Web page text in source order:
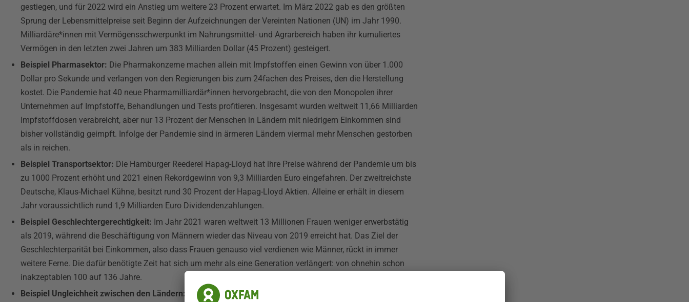
gestiegen, und für 2022 wird ein Anstieg um weitere 23 Prozent erwartet. Im März 2022 gab es den größten
Sprung der Lebensmittelpreise seit Beginn der Aufzeichnungen der Vereinten Nationen (UN) im Jahr 1990.
Milliardäre*innen mit Vermögensschwerpunkt im Nahrungsmittel- und Agrarbereich haben ihr kumuliertes
Vermögen in den letzten zwei Jahren um 383 Milliarden Dollar (45 Prozent) gesteigert.
Beispiel Pharmasektor: Die Pharmakonzerne machen allein mit Impfstoffen einen Gewinn von über 1.000
Dollar pro Sekunde und verlangen von den Regierungen bis zum 24fachen des Preises, den die Herstellung
kostet. Die Pandemie hat 40 neue Pharmamilliardär*innen hervorgebracht, die von den Monopolen ihrer
Unternehmen auf Impfstoffe, Behandlungen und Tests profitieren. Insgesamt wurden weltweit 11,66 Milliarden
Impfstoffdosen verabreicht, aber nur 13 Prozent der Menschen in Ländern mit niedrigem Einkommen sind
bisher vollständig geimpft. Infolge der Pandemie sind in ärmeren Ländern viermal mehr Menschen gestorben
als in reichen.
Beispiel Transportsektor: Die Hamburger Reederei Hapag-Lloyd hat ihre Preise während der Pandemie um bis
zu 1000 Prozent erhöht und 2021 einen Rekordgewinn von 9,3 Milliarden Euro eingefahren. Der zweitreichste
Deutsche, Klaus-Michael Kühne, besitzt rund 30 Prozent der Hapag-Lloyd Aktien. Alleine er erhält in diesem
Jahr voraussichtlich rund 1,9 Milliarden Euro Dividendenzahlungen.
Beispiel Geschlechtergerechtigkeit: Im Jahr 2021 waren weltweit 13 Millionen Frauen weniger erwerbstätig
als 2019, während die Beschäftigung von Männern wieder das Niveau von 2019 erreicht hat. Das Ziel der
Geschlechterparität bei Einkommen, also dass Frauen genauso viel verdienen wie Männer, rückt in immer
weitere Ferne. Die dafür benötigte Zeit hat sich um mehr als eine Generation verlängert: von ohnehin schon
inakzeptablen 100 auf 136 Jahre.
Beispiel Ungleichheit zwischen den Ländern:
Vor der Pandemie nahm die Ungleichheit zwischen den Ländern